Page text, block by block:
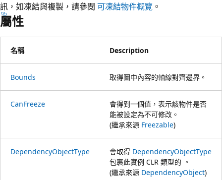
訊，如凍結與複製，請參閱 可凍結物件概覽 。
屬性
名稱 Description
Bounds 取得圖中內容的軸線對齊邊界。
CanFreeze
會得到一個值，表示該物件是否
能被設定為不可修改。
(繼承來源 Freezable)
DependencyObjectType 會取得 DependencyObjectType
包裹此實例 CLR 類型的 。
(繼承來源 DependencyObject)